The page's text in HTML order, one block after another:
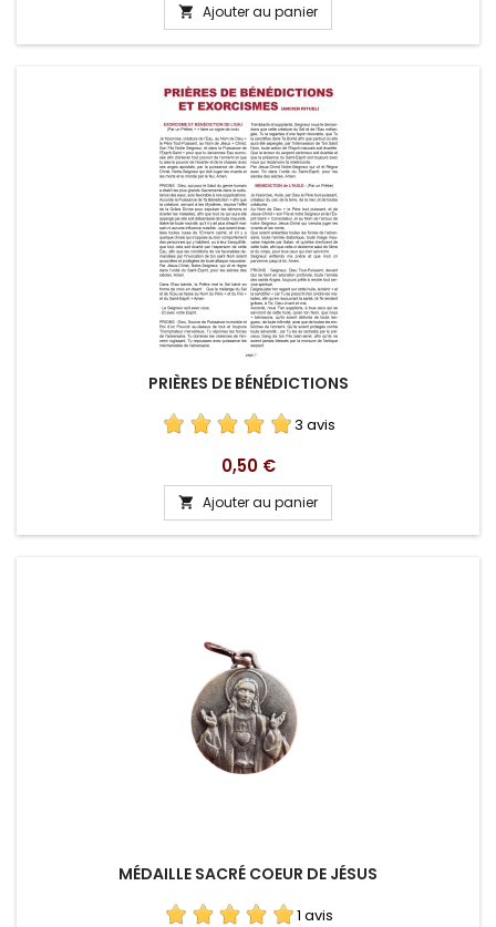
 Ajouter au panier
PRIÈRES DE BÉNÉDICTIONS
3 avis
Prix
0,50 €
 Ajouter au panier
MÉDAILLE SACRÉ COEUR DE JÉSUS
1 avis